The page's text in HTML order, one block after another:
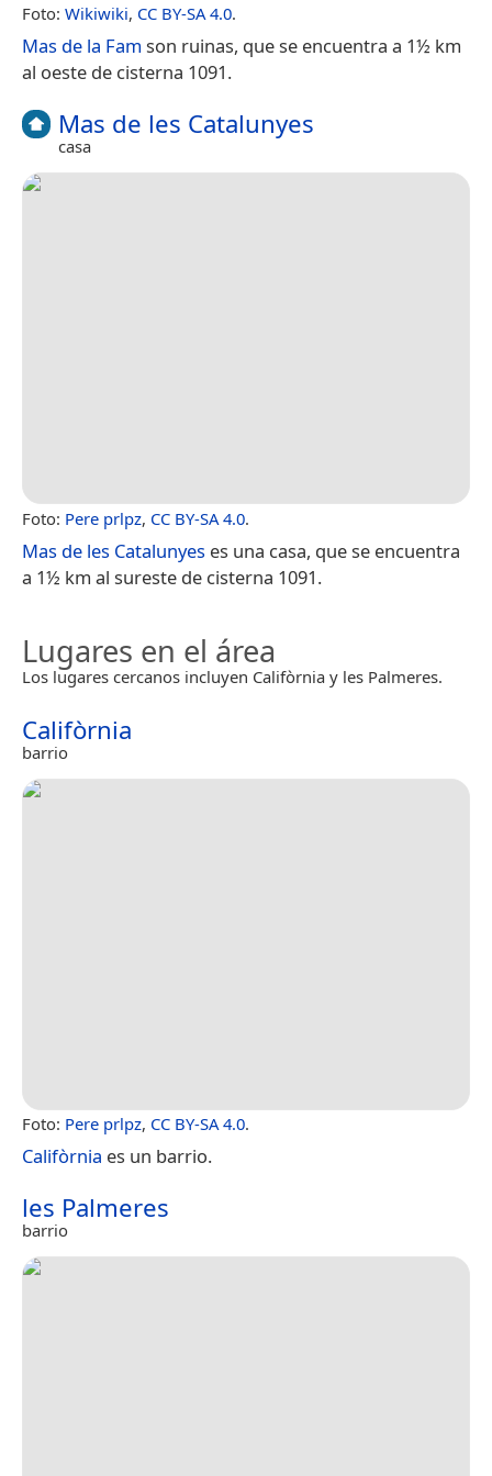
Foto: Wikiwiki, CC BY-SA 4.0.
Mas de la Fam son ruinas, que se encuentra a 1½ km
al oeste de cisterna 1091.
Mas de les Catalunyes
casa
Foto: Pere prlpz, CC BY-SA 4.0.
Mas de les Catalunyes es una casa, que se encuentra
a 1½ km al sureste de cisterna 1091.
Lugares en el área
Los lugares cercanos incluyen Califòrnia y les Palmeres.
Califòrnia
barrio
Foto: Pere prlpz, CC BY-SA 4.0.
Califòrnia es un barrio.
les Palmeres
barrio